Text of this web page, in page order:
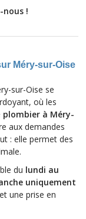
!
Méry-sur-Oise
sur-Oise se
où les
plombier à Méry-
aux demandes
: elle permet des
du lundi au
uniquement
une prise en